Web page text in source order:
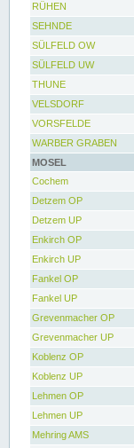
RÜHEN
SEHNDE
SÜLFELD OW
SÜLFELD UW
THUNE
VELSDORF
VORSFELDE
WARBER GRABEN
MOSEL
Cochem
Detzem OP
Detzem UP
Enkirch OP
Enkirch UP
Fankel OP
Fankel UP
Grevenmacher OP
Grevenmacher UP
Koblenz OP
Koblenz UP
Lehmen OP
Lehmen UP
Mehring AMS